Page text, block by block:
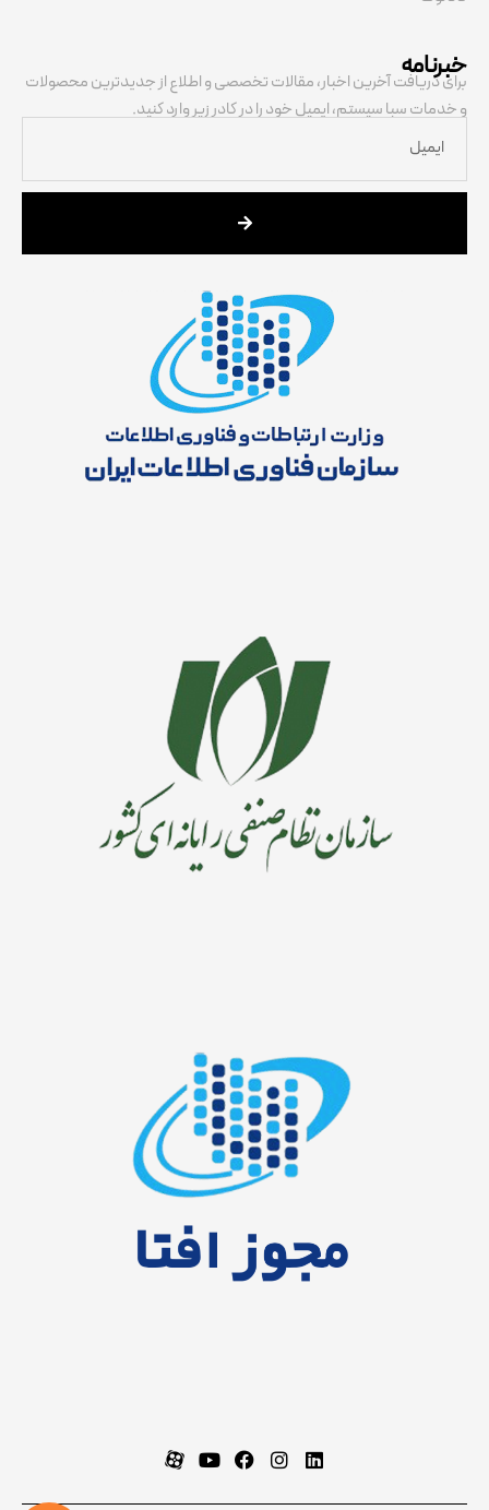
خبرنامه
برای دریافت آخرین اخبار، مقالات تخصصی و اطلاع از جدیدترین محصولات
و خدمات سبا سیستم، ایمیل خود را در کادر زیر وارد کنید.